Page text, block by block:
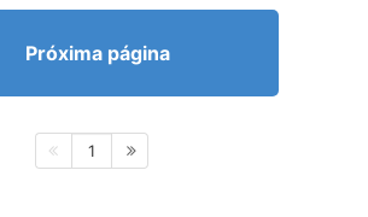
Próxima página
1